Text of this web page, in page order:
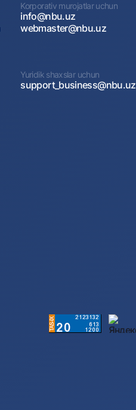
Korporativ murojatlar uchun
info@nbu.uz
webmaster@nbu.uz
Yuridik shaxslar uchun
support_business@nbu.uz